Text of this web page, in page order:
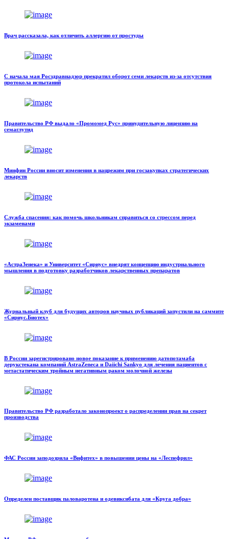
Врач рассказала, как отличить аллергию от простуды
С начала мая Росздравнадзор прекратил оборот семи лекарств из-за отсутствия
протокола испытаний
Правительство РФ выдало «Промомед Рус» принудительную лицензию на
семаглутид
Минфин России вносит изменения в нацрежим при госзакупках стратегических
лекарств
Служба спасения: как помочь школьникам справиться со стрессом перед
экзаменами
«АстраЗенека» и Университет «Сириус» внедрят концепцию индустриального
мышления в подготовку разработчиков лекарственных препаратов
Журнальный клуб для будущих авторов научных публикаций запустили на саммите
«Сириус.Биотех»
В России зарегистрировано новое показание к применению датопотамаба
дерукстекана компаний AstraZeneca и Daiichi Sankyo для лечения пациентов с
метастатическим тройным негативным раком молочной железы
Правительство РФ разработало законопроект о распределении прав на секрет
производства
ФАС России заподозрила «Вифитех» в повышении цены на «Леспефрил»
Определен поставщик паловаротена и одевиксибата для «Круга добра»